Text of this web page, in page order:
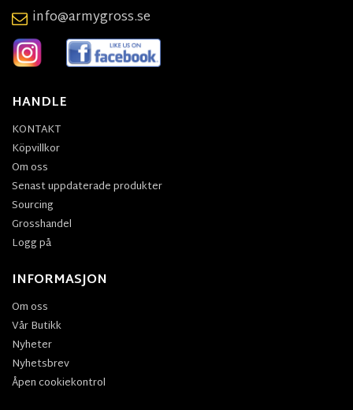
info@armygross.se
HANDLE
KONTAKT
Köpvillkor
Om oss
Senast uppdaterade produkter
Sourcing
Grosshandel
Logg på
INFORMASJON
Om oss
Vår Butikk
Nyheter
Nyhetsbrev
Åpen cookiekontrol